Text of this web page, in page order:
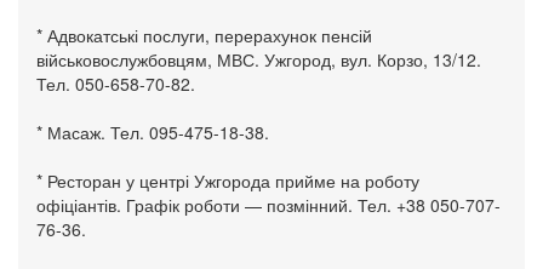
* Адвокатські послуги, перерахунок пенсій
військовослужбовцям, МВС. Ужгород, вул. Корзо, 13/12.
Тел. 050-658-70-82.
* Масаж. Тел. 095-475-18-38.
* Ресторан у центрі Ужгорода прийме на роботу
офіціантів. Графік роботи — позмінний. Тел. +38 050-707-
76-36.